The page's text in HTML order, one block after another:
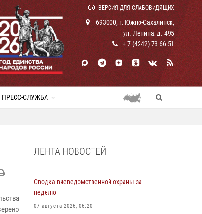
ВЕРСИЯ ДЛЯ СЛАБОВИДЯЩИХ
693000, г. Южно-Сахалинск,
ул. Ленина, д. 495
+ 7 (4242) 73-66-51
ПРЕСС-СЛУЖБА
ЛЕНТА НОВОСТЕЙ
Сводка вневедомственной охраны за
неделю
07 августа 2026, 06:20